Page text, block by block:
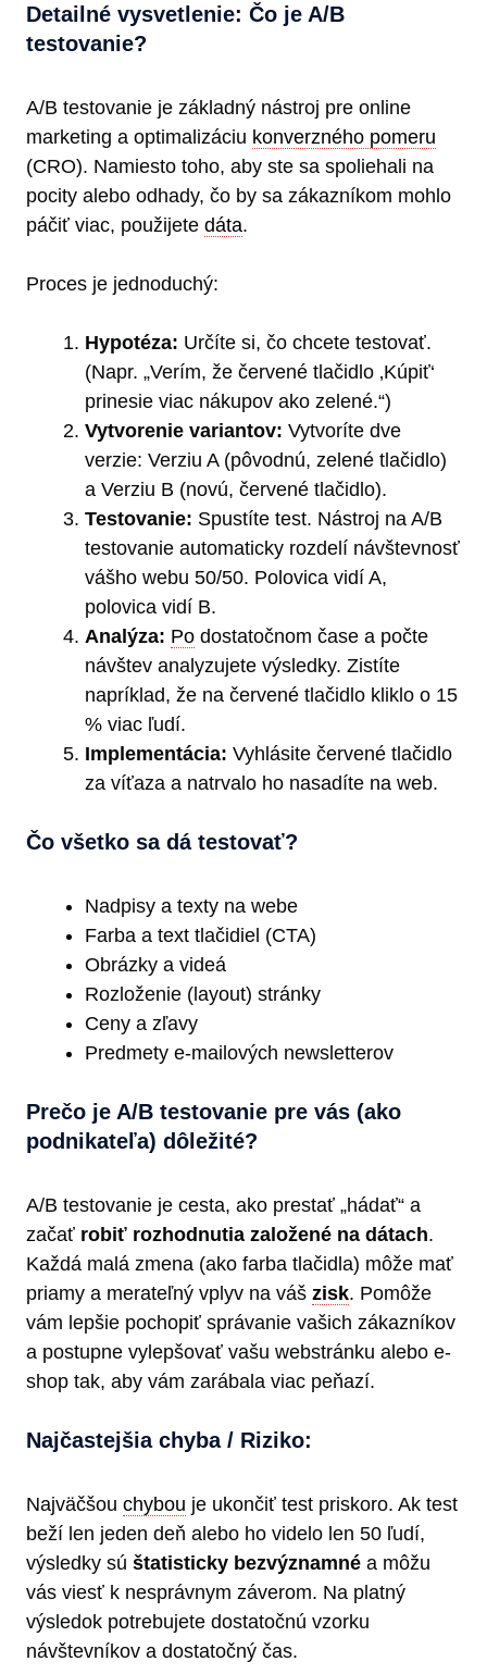
Detailné vysvetlenie: Čo je A/B
testovanie?
A/B testovanie je základný nástroj pre online
marketing a optimalizáciu konverzného pomeru
(CRO). Namiesto toho, aby ste sa spoliehali na
pocity alebo odhady, čo by sa zákazníkom mohlo
páčiť viac, použijete dáta.
Proces je jednoduchý:
Hypotéza: Určíte si, čo chcete testovať.
(Napr. „Verím, že červené tlačidlo ‚Kúpiť‘
prinesie viac nákupov ako zelené.“)
Vytvorenie variantov: Vytvoríte dve
verzie: Verziu A (pôvodnú, zelené tlačidlo)
a Verziu B (novú, červené tlačidlo).
Testovanie: Spustíte test. Nástroj na A/B
testovanie automaticky rozdelí návštevnosť
vášho webu 50/50. Polovica vidí A,
polovica vidí B.
Analýza: Po dostatočnom čase a počte
návštev analyzujete výsledky. Zistíte
napríklad, že na červené tlačidlo kliklo o 15
% viac ľudí.
Implementácia: Vyhlásite červené tlačidlo
za víťaza a natrvalo ho nasadíte na web.
Čo všetko sa dá testovať?
Nadpisy a texty na webe
Farba a text tlačidiel (CTA)
Obrázky a videá
Rozloženie (layout) stránky
Ceny a zľavy
Predmety e-mailových newsletterov
Prečo je A/B testovanie pre vás (ako
podnikateľa) dôležité?
A/B testovanie je cesta, ako prestať „hádať“ a
začať robiť rozhodnutia založené na dátach.
Každá malá zmena (ako farba tlačidla) môže mať
priamy a merateľný vplyv na váš zisk. Pomôže
vám lepšie pochopiť správanie vašich zákazníkov
a postupne vylepšovať vašu webstránku alebo e-
shop tak, aby vám zarábala viac peňazí.
Najčastejšia chyba / Riziko:
Najväčšou chybou je ukončiť test priskoro. Ak test
beží len jeden deň alebo ho videlo len 50 ľudí,
výsledky sú štatisticky bezvýznamné a môžu
vás viesť k nesprávnym záverom. Na platný
výsledok potrebujete dostatočnú vzorku
návštevníkov a dostatočný čas.